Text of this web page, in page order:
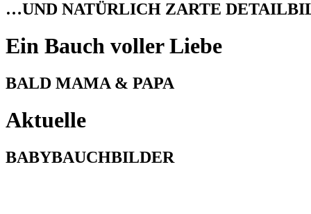
…UND NATÜRLICH ZARTE
Ein Bauch voller Liebe
BALD MAMA & PAPA
Aktuelle
BABYBAUCHBILDER